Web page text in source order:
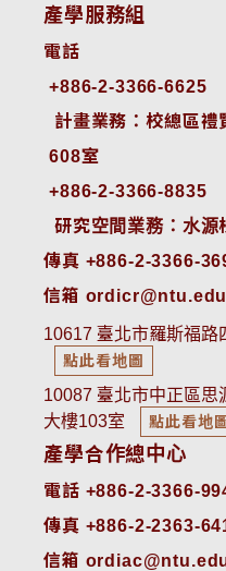
產學服務組
電話
+886-2-3366-6625
計畫業務：校總區
608室
+886-2-3366-8835
研究空間業務：水
傳真 +886-2-3366-
信箱
10617 臺北市羅斯福路
點此看地圖
10087 臺北市中正區思
大樓103室
點此看地圖
產學合作總中心
電話 +886-2-3366-
傳真 +886-2-2363-
信箱